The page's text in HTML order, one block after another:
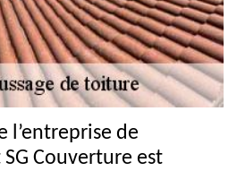
l’entreprise de
Couverture est